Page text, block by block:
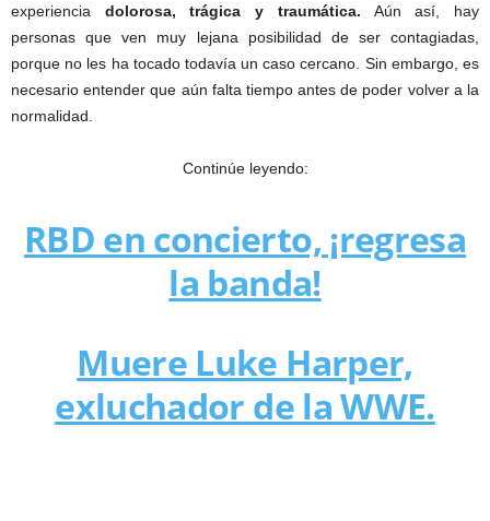
experiencia dolorosa, trágica y traumática. Aún así, hay
personas que ven muy lejana posibilidad de ser contagiadas,
porque no les ha tocado todavía un caso cercano. Sin embargo, es
necesario entender que aún falta tiempo antes de poder volver a la
normalidad.
Continúe leyendo:
RBD en concierto, ¡regresa
la banda!
Muere Luke Harper,
exluchador de la WWE.